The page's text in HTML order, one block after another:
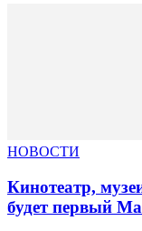
НОВОСТИ
Кинотеатр,
будет первый